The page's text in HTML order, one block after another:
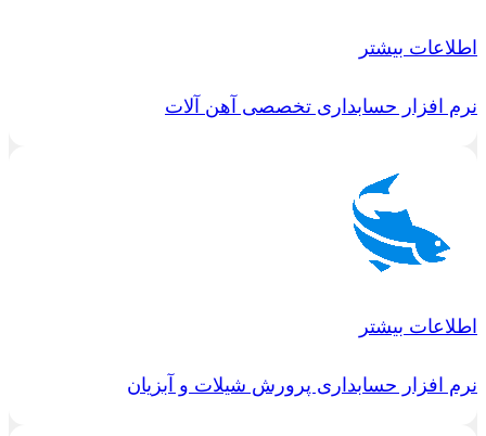
اطلاعات بیشتر
نرم افزار حسابداری تخصصی آهن آلات
اطلاعات بیشتر
نرم افزار حسابداری پرورش شیلات و آبزیان